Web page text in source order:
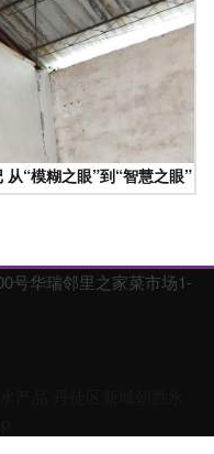
“模糊之眼”到“智慧之眼”
号华瑞邻里之家菜市场1-